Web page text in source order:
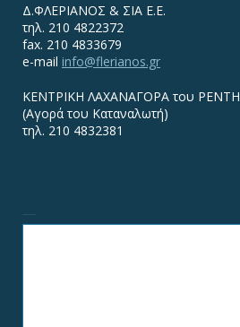
Δ.ΦΛΕΡΙΑΝΟΣ & ΣΙΑ Ε.Ε.
τηλ. 210 4822372
fax. 210 4833679
e-mail info@flerianos.gr
ΚΕΝΤΡΙΚΗ ΛΑΧΑΝΑΓΟΡΑ του ΡΕΝΤΗ
(Αγορά του Καταναλωτή)
τηλ. 210 4832381